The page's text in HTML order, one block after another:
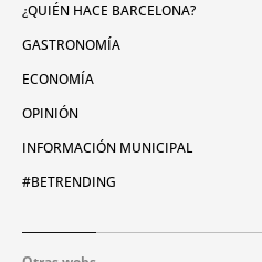
¿QUIÉN HACE BARCELONA?
GASTRONOMÍA
ECONOMÍA
OPINIÓN
INFORMACIÓN MUNICIPAL
#BETRENDING